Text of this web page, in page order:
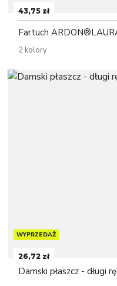
43,75 zł
Fartuch
2 kolory
WYPRZEDAŻ
26,72 zł
Damski płaszcz - długi